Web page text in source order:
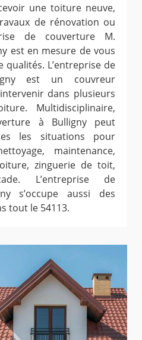
une toiture neuve,
de rénovation ou
de couverture M.
est en mesure de vous
L’entreprise de
est un couvreur
dans plusieurs
Multidisciplinaire,
à Bulligny peut
les situations pour
maintenance,
zinguerie de toit,
L’entreprise de
s’occupe aussi des
tout le 54113.